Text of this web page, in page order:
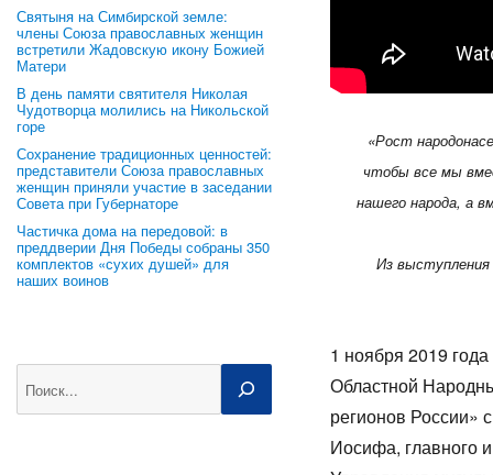
Святыня на Симбирской земле:
члены Союза православных женщин
встретили Жадовскую икону Божией
Матери
В день памяти святителя Николая
Чудотворца молились на Никольской
горе
Сохранение традиционных ценностей:
представители Союза православных
женщин приняли участие в заседании
Совета при Губернаторе
Частичка дома на передовой: в
преддверии Дня Победы собраны 350
комплектов «сухих душей» для
наших воинов
«Рост
чтобы все мы
нашего народа, а
Из
1 ноября 2019
Областной
регионов России»
Иосифа, главного